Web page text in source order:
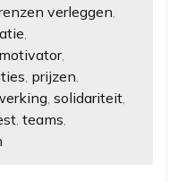
verleggen
motivator,
prijzen
, solidariteit,
, teams